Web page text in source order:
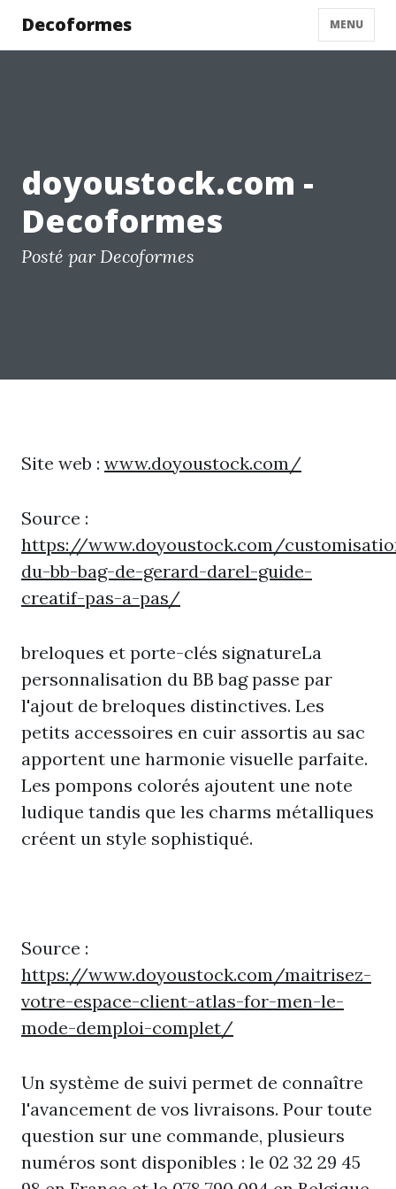
Decoformes MENU
doyoustock.com -
Decoformes
Posté par Decoformes
Site web : www.doyoustock.com/
Source :
https://www.doyoustock.com/
du-bb-bag-de-gerard-darel-guide-
creatif-pas-a-pas/
breloques et porte-clés signatureLa
personnalisation du BB bag passe par
l'ajout de breloques distinctives. Les
petits accessoires en cuir assortis au sac
apportent une harmonie visuelle parfaite.
Les pompons colorés ajoutent une note
ludique tandis que les charms métalliques
créent un style sophistiqué.
Source :
https://www.doyoustock.com/maitrisez-
votre-espace-client-atlas-for-men-le-
mode-demploi-complet/
Un système de suivi permet de connaître
l'avancement de vos livraisons. Pour toute
question sur une commande, plusieurs
numéros sont disponibles : le 02 32 29 45